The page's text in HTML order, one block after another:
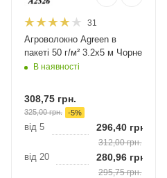
31
Агроволокно Agreen в
пакеті 50 г/м² 3.2х5 м Чорне
В наявності
308,75 грн.
325,00грн. -5%
від 5 296,40 грн.
312,00грн.
від 20 280,96 грн.
295,75грн.